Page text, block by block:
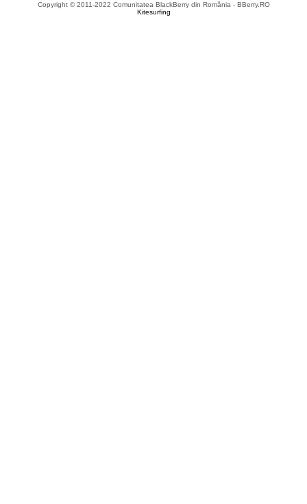
Copyright © 2011-2022 Comunitatea BlackBerry din România - BBerry.RO
Kitesurfing